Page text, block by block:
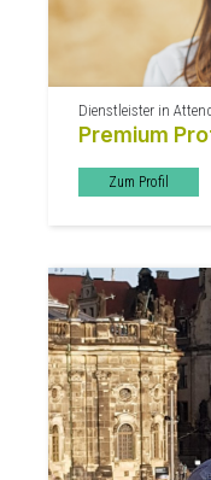
Dienstleister in
Premium
Zum Profil